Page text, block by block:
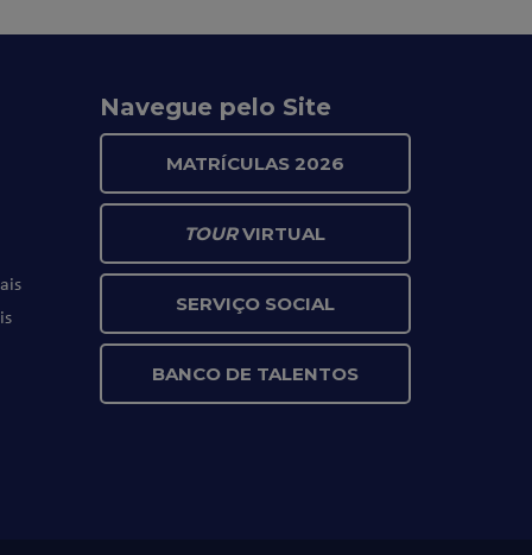
Navegue pelo Site
MATRÍCULAS 2026
TOURVIRTUAL
SERVIÇO SOCIAL
BANCO DE TALENTOS